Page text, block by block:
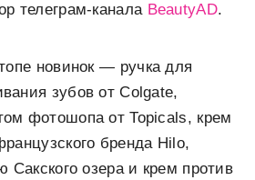
телеграм-канала BeautyAD.
новинок — ручка для
зубов от Colgate,
фотошопа от Topicals, крем
бренда Hilo,
Сакского озера и крем против